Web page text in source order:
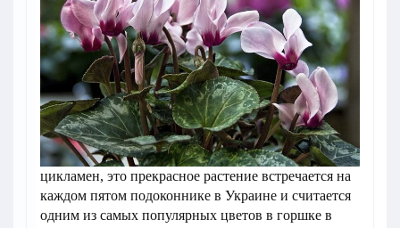
цикламен, это прекрасное растение встречается на
каждом пятом подоконнике в Украине и считается
одним из самых популярных цветов в горшке в